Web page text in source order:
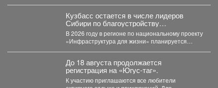
готовность...
Кузбасс остается в числе лидеров
Сибири по благоустройству
общественных пространств.
В 2026 году в регионе по национальному проекту
«Инфраструктура для жизни» планируется
До 18 августа продолжается
регистрация на «Югус-таг».
К участию приглашаются все любители